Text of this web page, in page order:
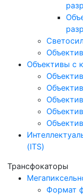
Объективы с
(ITS)
Трансфокаторы
Формат